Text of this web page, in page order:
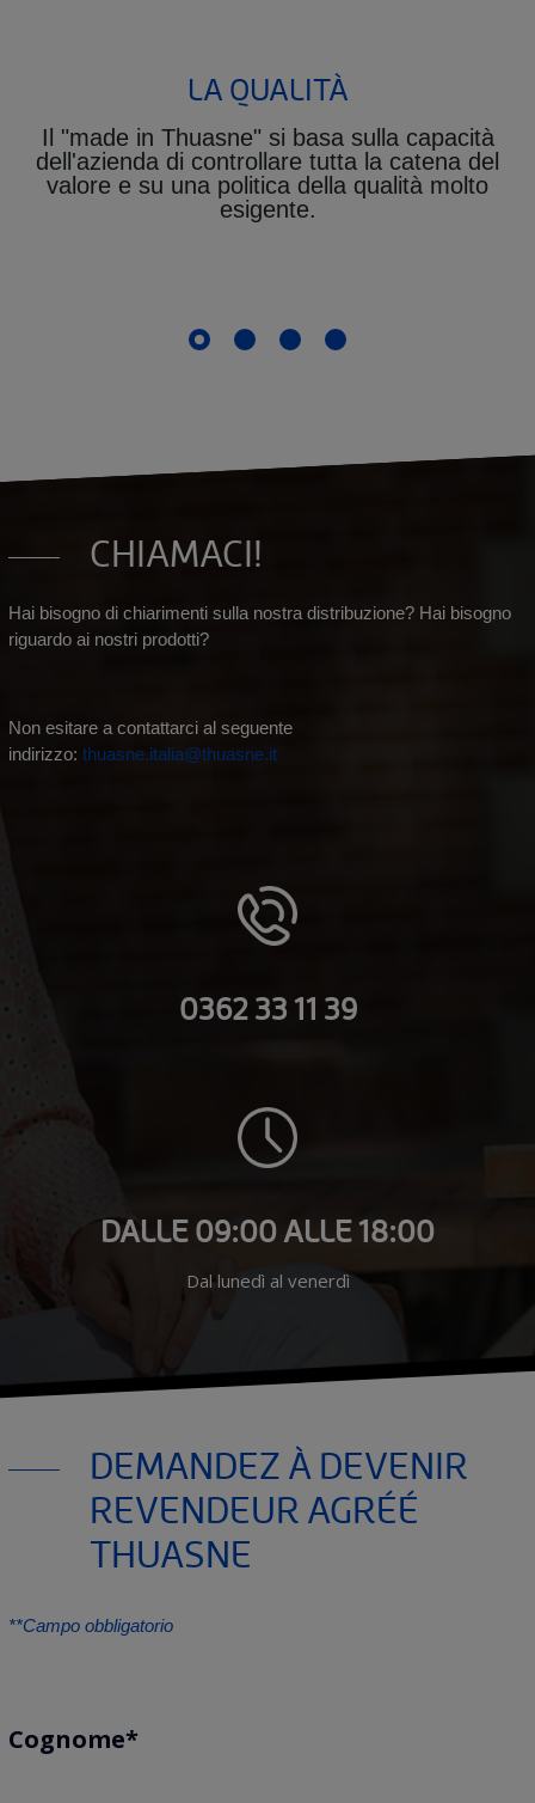
LA QUALITÀ
Il "made in Thuasne" si basa sulla capacità
dell'azienda di controllare tutta la catena del
valore e su una politica della qualità molto
esigente.
CHIAMACI!
Hai bisogno di chiarimenti sulla nostra distribuzione? Hai bisogno
riguardo ai nostri prodotti?
Non esitare a contattarci al seguente
indirizzo: thuasne.italia@thuasne.it
0362 33 11 39
DALLE 09:00 ALLE 18:00
Dal lunedì al venerdì
DEMANDEZ À DEVENIR
REVENDEUR AGRÉÉ
THUASNE
*Campo obbligatorio
Cognome